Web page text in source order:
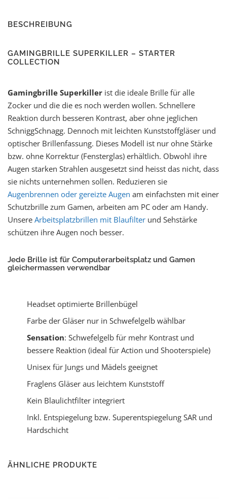
BESCHREIBUNG
GAMINGBRILLE SUPERKILLER – STARTER
COLLECTION
Gamingbrille Superkiller ist die ideale Brille für alle
Zocker und die die es noch werden wollen. Schnellere
Reaktion durch besseren Kontrast, aber ohne jeglichen
SchniggSchnagg. Dennoch mit leichten Kunststoffgläser und
optischer Brillenfassung. Dieses Modell ist nur ohne Stärke
bzw. ohne Korrektur (Fensterglas) erhältlich. Obwohl ihre
Augen starken Strahlen ausgesetzt sind heisst das nicht, dass
sie nichts unternehmen sollen. Reduzieren sie
Augenbrennen oder gereizte Augen am einfachsten mit einer
Schutzbrille zum Gamen, arbeiten am PC oder am Handy.
Unsere Arbeitsplatzbrillen mit Blaufilter und Sehstärke
schützen ihre Augen noch besser.
Jede Brille ist für Computerarbeitsplatz und Gamen
gleichermassen verwendbar
Headset optimierte Brillenbügel
Farbe der Gläser nur in Schwefelgelb wählbar
Sensation: Schwefelgelb für mehr Kontrast und
bessere Reaktion (ideal für Action und Shooterspiele)
Unisex für Jungs und Mädels geeignet
Fraglens Gläser aus leichtem Kunststoff
Kein Blaulichtfilter integriert
Inkl. Entspiegelung bzw. Superentspiegelung SAR und
Hardschicht
ÄHNLICHE PRODUKTE